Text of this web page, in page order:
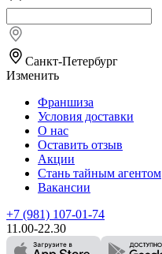
Санкт-Петербург
Изменить
Франшиза
Условия доставки
О нас
Оставить отзыв
Акции
Стань тайным агентом
Вакансии
+7 (981) 107-01-74
11.00-22.30